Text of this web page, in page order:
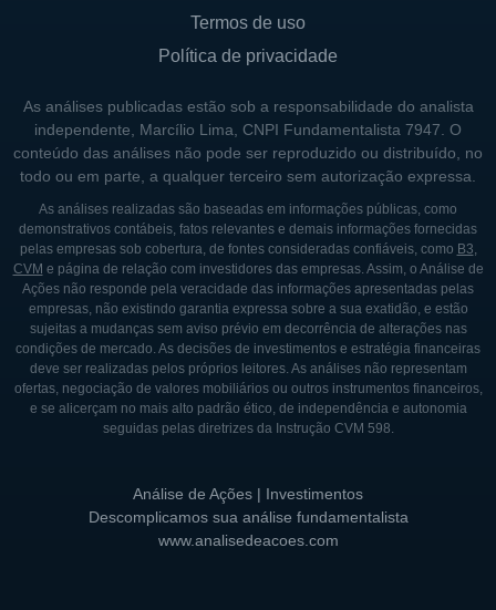
Termos de uso
Política de privacidade
As análises publicadas estão sob a responsabilidade do analista
independente, Marcílio Lima, CNPI Fundamentalista 7947. O
conteúdo das análises não pode ser reproduzido ou distribuído, no
todo ou em parte, a qualquer terceiro sem autorização expressa.
As análises realizadas são baseadas em informações públicas, como
demonstrativos contábeis, fatos relevantes e demais informações fornecidas
pelas empresas sob cobertura, de fontes consideradas confiáveis, como B3,
CVM e página de relação com investidores das empresas. Assim, o Análise de
Ações não responde pela veracidade das informações apresentadas pelas
empresas, não existindo garantia expressa sobre a sua exatidão, e estão
sujeitas a mudanças sem aviso prévio em decorrência de alterações nas
condições de mercado. As decisões de investimentos e estratégia financeiras
deve ser realizadas pelos próprios leitores. As análises não representam
ofertas, negociação de valores mobiliários ou outros instrumentos financeiros,
e se alicerçam no mais alto padrão ético, de independência e autonomia
seguidas pelas diretrizes da Instrução CVM 598.
Análise de Ações | Investimentos
Descomplicamos sua análise fundamentalista
www.analisedeacoes.com